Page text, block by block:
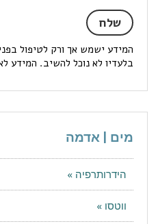
המידע ישמש אך ורק לטיפול
בלעדיו לא נוכל להשיב. המידע
מים | אדמה
הידרותרפיה »
ווטסו »